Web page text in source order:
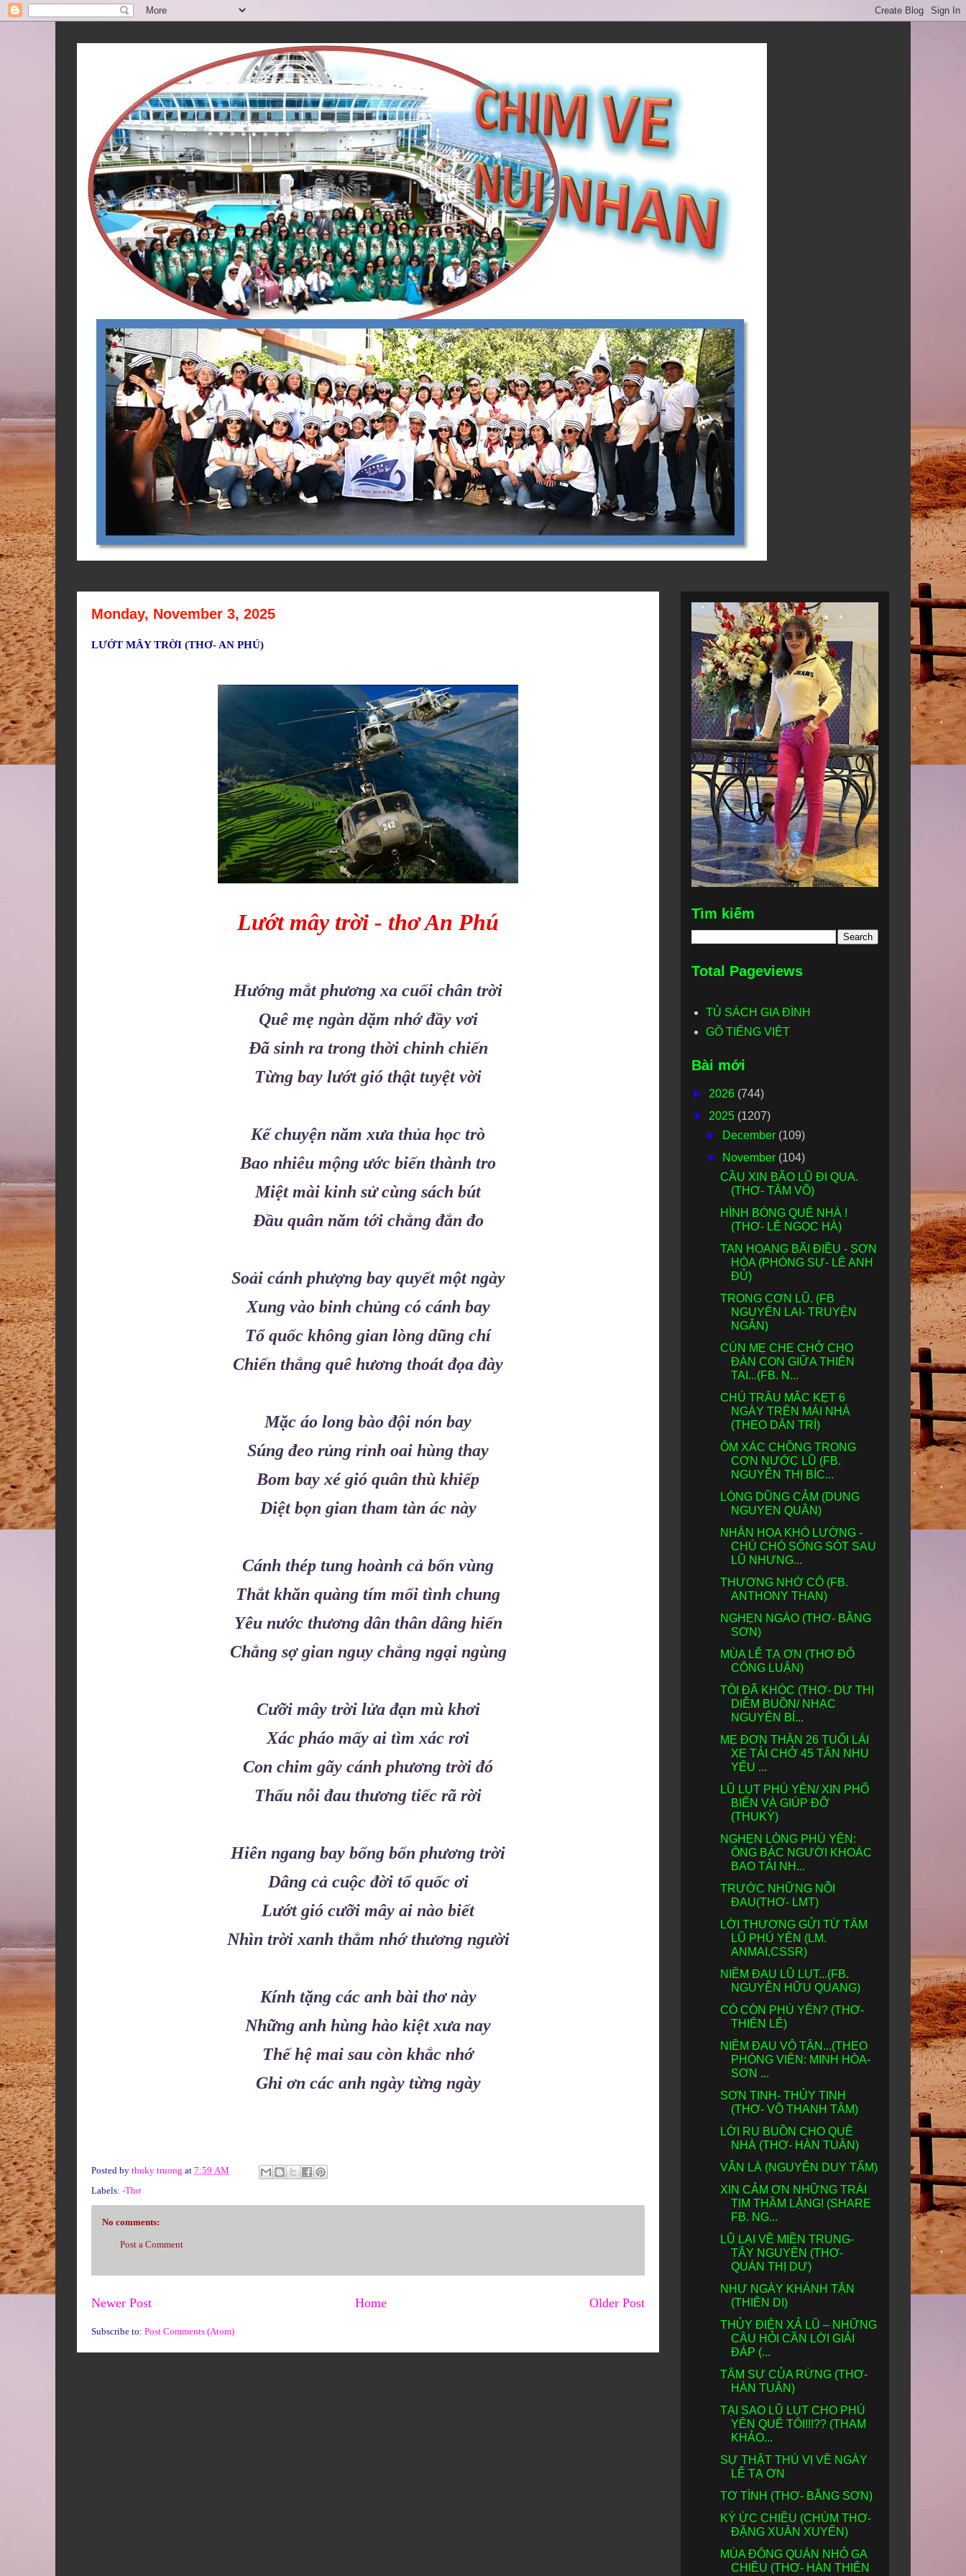
Monday, November 3, 2025
LƯỚT MÂY TRỜI (THƠ- AN PHÚ)
Lướt mây trời - thơ An Phú
Hướng mắt phương xa cuối chân trời
Quê mẹ ngàn dặm nhớ đầy vơi
Đã sinh ra trong thời chinh chiến
Từng bay lướt gió thật tuyệt vời
Kể chuyện năm xưa thủa học trò
Bao nhiêu mộng ước biến thành tro
Miệt mài kinh sử cùng sách bút
Đầu quân năm tới chẳng đắn đo
Soải cánh phượng bay quyết một ngày
Xung vào binh chủng có cánh bay
Tổ quốc không gian lòng dũng chí
Chiến thắng quê hương thoát đọa đày
Mặc áo long bào đội nón bay
Súng đeo rủng rỉnh oai hùng thay
Bom bay xé gió quân thù khiếp
Diệt bọn gian tham tàn ác này
Cánh thép tung hoành cả bốn vùng
Thắt khăn quàng tím mối tình chung
Yêu nước thương dân thân dâng hiến
Chẳng sợ gian nguy chẳng ngại ngùng
Cưỡi mây trời lửa đạn mù khơi
Xác pháo mấy ai tìm xác rơi
Con chim gãy cánh phương trời đó
Thấu nỗi đau thương tiếc rã rời
Hiên ngang bay bổng bốn phương trời
Dâng cả cuộc đời tổ quốc ơi
Lướt gió cưỡi mây ai nào biết
Nhìn trời xanh thẳm nhớ thương người
Kính tặng các anh bài thơ này
Những anh hùng hào kiệt xưa nay
Thế hệ mai sau còn khắc nhớ
Ghi ơn các anh ngày từng ngày
Posted by thuky truong at 7:59 AM
Labels: -Thơ
No comments:
Post a Comment
Newer Post Older Post
Home
Subscribe to: Post Comments (Atom)
Tìm kiếm
Total Pageviews
TỦ SÁCH GIA ĐÌNH
GÕ TIẾNG VIỆT
Bài mới
► 2026 (744)
▼ 2025 (1207)
►
December (109)
▼
November (104)
CẦU XIN BÃO LŨ ĐI QUA.
(THƠ- TÂM VÕ)
HÌNH BÓNG QUÊ NHÀ !
(THƠ- LÊ NGỌC HÀ)
TAN HOANG BÃI ĐIỀU - SƠN
HÒA (PHÓNG SỰ- LÊ ANH
ĐỦ)
TRONG CƠN LŨ. (FB
NGUYÊN LAI- TRUYỆN
NGẮN)
CÚN MẸ CHE CHỞ CHO
ĐÀN CON GIỮA THIÊN
TAI...(FB. N...
CHÚ TRÂU MẮC KẸT 6
NGÀY TRÊN MÁI NHÀ
(THEO DÂN TRÍ)
ÔM XÁC CHỒNG TRONG
CƠN NƯỚC LŨ (FB.
NGUYỄN THỊ BÍC...
LÒNG DŨNG CẢM (DUNG
NGUYEN QUÂN)
NHÂN HỌA KHÓ LƯỜNG -
CHÚ CHÓ SỐNG SÓT SAU
LŨ NHƯNG...
THƯƠNG NHỚ CÔ (FB.
ANTHONY THAN)
NGHẸN NGÀO (THƠ- BẰNG
SƠN)
MÙA LỄ TẠ ƠN (THƠ ĐỖ
CÔNG LUẬN)
TÔI ĐÃ KHÓC (THƠ- DƯ THỊ
DIỄM BUỒN/ NHẠC
NGUYÊN BÍ...
MẸ ĐƠN THÂN 26 TUỔI LÁI
XE TẢI CHỞ 45 TẤN NHU
YẾU ...
LŨ LỤT PHÚ YÊN/ XIN PHỔ
BIẾN VÀ GIÚP ĐỠ
(THUKỲ)
NGHẸN LÒNG PHÚ YÊN:
ÔNG BÁC NGƯỜI KHOÁC
BAO TẢI NH...
TRƯỚC NHỮNG NỖI
ĐAU(THƠ- LMT)
LỜI THƯƠNG GỬI TỪ TÂM
LŨ PHÚ YÊN (LM.
ANMAI,CSSR)
NIỀM ĐAU LŨ LỤT...(FB.
NGUYỄN HỮU QUANG)
CÓ CÒN PHÚ YÊN? (THƠ-
THIÊN LÊ)
NIỀM ĐAU VÔ TẬN...(THEO
PHÓNG VIÊN: MINH HÒA-
SƠN ...
SƠN TINH- THỦY TINH
(THƠ- VÕ THANH TÂM)
LỜI RU BUỒN CHO QUÊ
NHÀ (THƠ- HÀN TUÂN)
VẪN LÀ (NGUYỄN DUY TẨM)
XIN CẢM ƠN NHỮNG TRÁI
TIM THẦM LẶNG! (SHARE
FB. NG...
LŨ LẠI VỀ MIỀN TRUNG-
TÂY NGUYÊN (THƠ-
QUÁN THỊ DƯ)
NHƯ NGÀY KHÁNH TẬN
(THIÊN DI)
THỦY ĐIỆN XẢ LŨ – NHỮNG
CÂU HỎI CẦN LỜI GIẢI
ĐÁP (...
TÂM SỰ CỦA RỪNG (THƠ-
HÀN TUÂN)
TẠI SAO LŨ LỤT CHO PHÚ
YÊN QUÊ TÔI!!!?? (THAM
KHẢO...
SỰ THẬT THÚ VỊ VỀ NGÀY
LỄ TẠ ƠN
TƠ TÌNH (THƠ- BẰNG SƠN)
KÝ ỨC CHIỀU (CHÙM THƠ-
ĐẶNG XUÂN XUYẾN)
MÙA ĐÔNG QUÁN NHỎ GA
CHIỀU (THƠ- HÀN THIÊN